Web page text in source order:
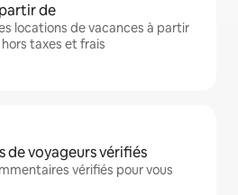
de
locations de vacances à partir
taxes et frais
de voyageurs vérifiés
vérifiés pour vous